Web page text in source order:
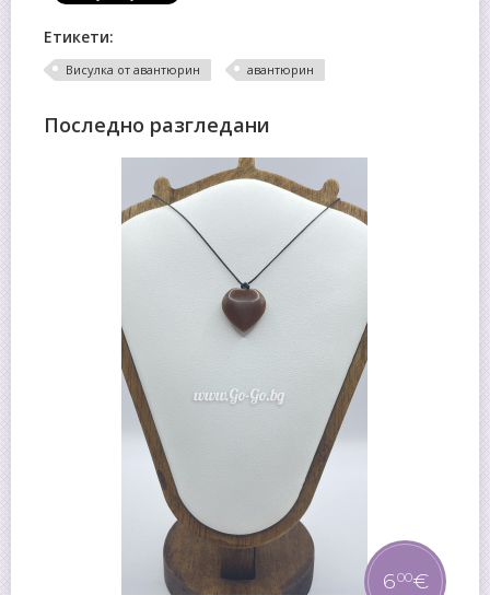
Етикети:
Висулка от авантюрин авантюрин
Последно разгледани
600€